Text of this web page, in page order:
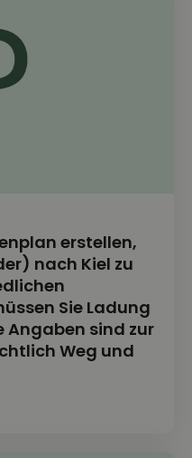
erstellen,
nach Kiel zu
Sie Ladung
Angaben sind zur
Weg und